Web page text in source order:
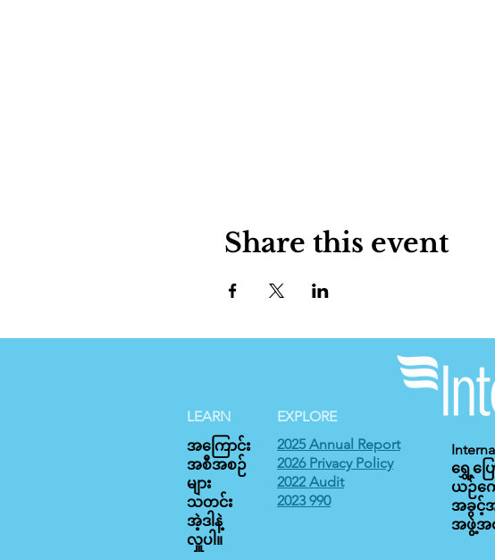
Share this event
2025 Annual Report
2026 Privacy Policy
2022 Audit
2023 990
LEARN
အကြောင်း
အစီအစဉ်
များ
သတင်း
အဲ့ဒါနဲ့
လှူပါ။
ရွှေ့ပြ
ယဉ်ကျ
အခွင့်
အဖွဲ့အ
EXPLORE